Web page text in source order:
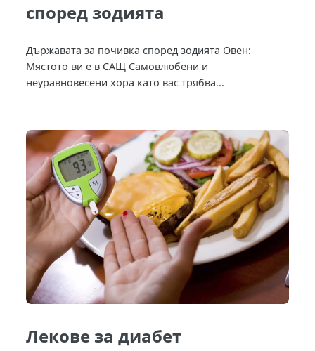
според зодията
Държавата за почивка според зодията Овен:
Мястото ви е в САЩ Самовлюбени и
неуравновесени хора като вас трябва...
Лекове за диабет